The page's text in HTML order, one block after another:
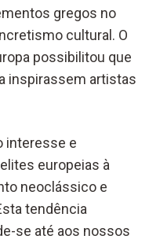
gregos no
cultural. O
possibilitou que
inspirassem artistas
interesse e
europeias à
neoclássico e
tendência
se até aos nossos